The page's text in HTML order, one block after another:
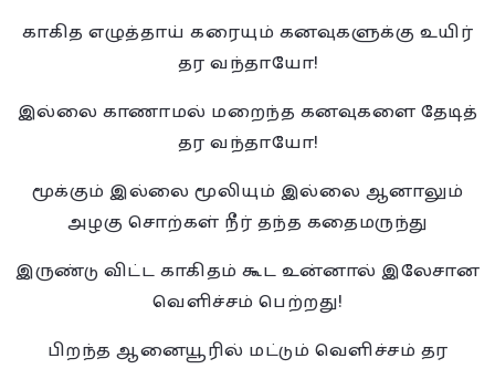
காகித எழுத்தாய் கரையும் கனவுகளுக்கு உயிர்
தர வந்தாயோ!
இல்லை காணாமல் மறைந்த கனவுகளை தேடித்
தர வந்தாயோ!
மூக்கும் இல்லை மூலியும் இல்லை ஆனாலும்
அழகு சொற்கள் நீர் தந்த கதைமருந்து
இருண்டு விட்ட காகிதம் கூட உன்னால் இலேசான
வெளிச்சம் பெற்றது!
பிறந்த ஆனையூரில் மட்டும் வெளிச்சம் தர